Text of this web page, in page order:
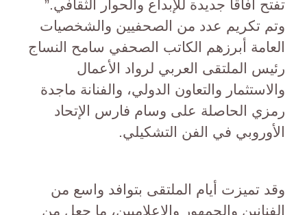
تفتح آفاقًا جديدة للإبداع والحوار الثقافي.”
وتم تكريم عدد من الصحفيين والشخصيات
العامة أبرزهم الكاتب الصحفي سامح النساج
رئيس الملتقى العربي لرواد الأعمال
والاستثمار والتعاون الدولي، والفنانة ماجدة
رمزي الحاصلة على وسام فارس الإتحاد
الأوروبي في الفن التشكيلي.
وقد تميزت أيام الملتقى بتوافد واسع من
الفنانين والجمهور والإعلاميين، ما جعل من